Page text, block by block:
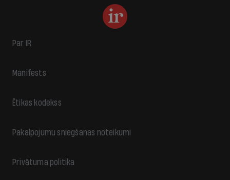
Par IR
Manifests
Ētikas kodekss
Pakalpojumu sniegšanas noteikumi
Privātuma politika